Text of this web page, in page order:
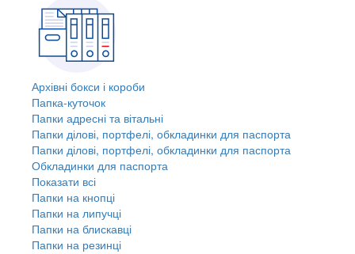
Архівні бокси і короби
Папка-куточок
Папки адресні та вітальні
Папки ділові, портфелі, обкладинки для паспорта
Папки ділові, портфелі, обкладинки для паспорта
Обкладинки для паспорта
Показати всі
Папки на кнопці
Папки на липучці
Папки на блискавці
Папки на резинці